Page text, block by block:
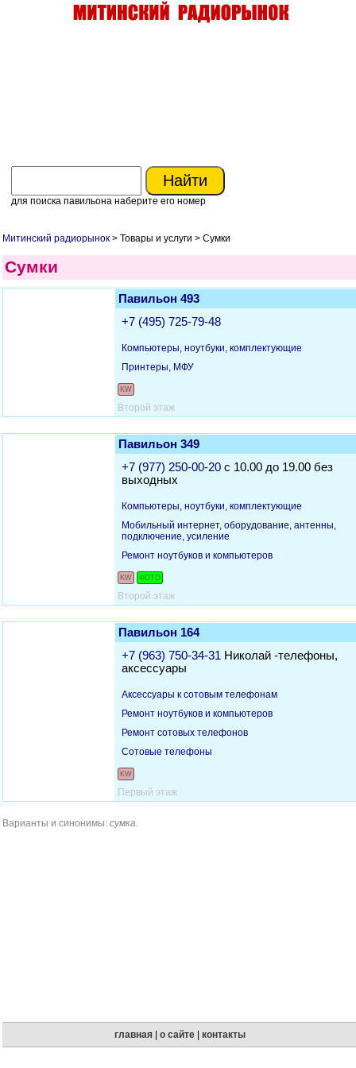
для поиска павильона наберите его номер
Митинский радиорынок > Товары и услуги > Сумки
Сумки
Павильон 493
+7 (495) 725-79-48
Компьютеры, ноутбуки, комплектующие
Принтеры, МФУ
KW
Второй этаж
Павильон 349
+7 (977) 250-00-20 с 10.00 до 19.00 без
выходных
Компьютеры, ноутбуки, комплектующие
Мобильный интернет, оборудование, антенны,
подключение, усиление
Ремонт ноутбуков и компьютеров
KW ФОТО
Второй этаж
Павильон 164
+7 (963) 750-34-31 Николай -телефоны,
аксессуары
Аксессуары к сотовым телефонам
Ремонт ноутбуков и компьютеров
Ремонт сотовых телефонов
Сотовые телефоны
KW
Первый этаж
Варианты и синонимы: сумка.
главная |о сайте |контакты